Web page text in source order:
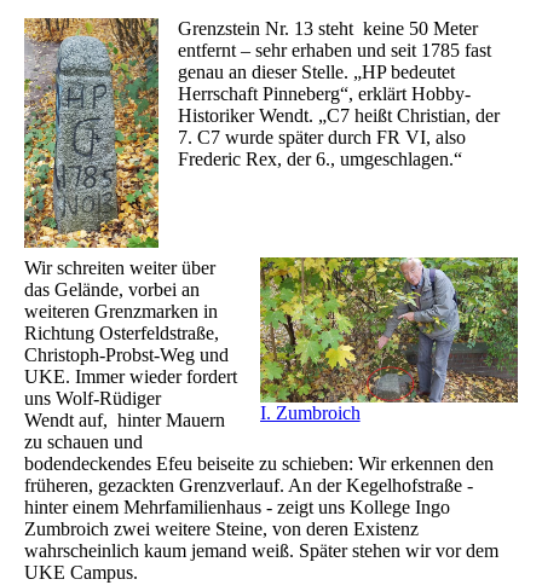
Grenzstein Nr. 13 steht keine 50 Meter
entfernt – sehr erhaben und seit 1785 fast
genau an dieser Stelle. „HP bedeutet
Herrschaft Pinneberg“, erklärt Hobby-
Historiker Wendt. „C7 heißt Christian, der
7. C7 wurde später durch FR VI, also
Frederic Rex, der 6., umgeschlagen.“
I. Zumbroich
Wir schreiten weiter über
das Gelände, vorbei an
weiteren Grenzmarken in
Richtung Osterfeldstraße,
Christoph-Probst-Weg und
UKE. Immer wieder fordert
uns Wolf-Rüdiger
Wendt auf, hinter Mauern
zu schauen und
bodendeckendes Efeu beiseite zu schieben: Wir erkennen den
früheren, gezackten Grenzverlauf. An der Kegelhofstraße -
hinter einem Mehrfamilienhaus - zeigt uns Kollege Ingo
Zumbroich zwei weitere Steine, von deren Existenz
wahrscheinlich kaum jemand weiß. Später stehen wir vor dem
UKE Campus.